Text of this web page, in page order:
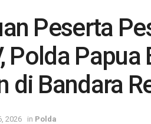
Peserta
Polda Papua
di Bandara
2026 in Polda